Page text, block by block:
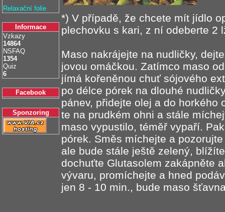
Relaxační folie
Informace
Vzkazy
14864
NSFAQ
1354
Quiz
6
Facebook
Sponzoring
*) V případě, že chcete mít jídlo
plechovku s kari, z ní odeberte 2
Maso nakrájejte na nudličky,
jovou omáčkou. Zatímco maso
jímá kořeněnou chuť sójového
po délce pórek na dlouhé
pánev, přidejte olej a do horkého
te na prudkém ohni a stále
maso vypustilo, téměř vypaří.
pórek. Směs míchejte a
ale bude stále ještě zelený,
dochuťte Glutasolem zakápněte
vývaru, promíchejte a hned
jen 8 - 10 min., bude maso